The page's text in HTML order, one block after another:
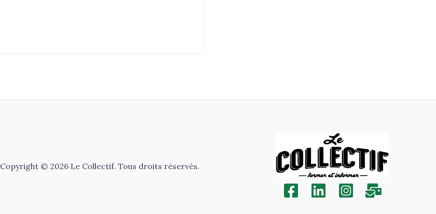
Copyright © 2026 Le Collectif. Tous droits réservés.